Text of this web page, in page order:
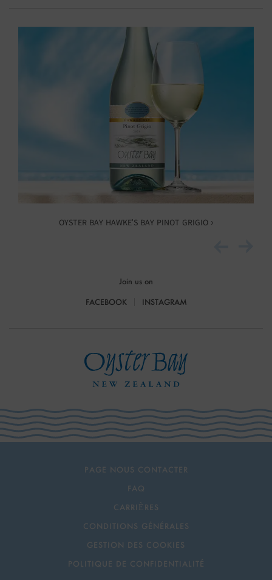
OYSTER BAY HAWKE’S BAY PINOT GRIGIO ›
Join us on
FACEBOOK INSTAGRAM
PAGE NOUS CONTACTER
FAQ
CARRIÈRES
CONDITIONS GÉNÉRALES
GESTION DES COOKIES
POLITIQUE DE CONFIDENTIALITÉ